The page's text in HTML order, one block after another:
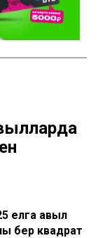
елга авыл
бер квадрат